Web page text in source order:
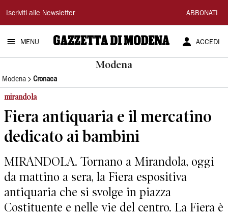
Gazzetta
di
Modena
Iscriviti alle Newsletter ABBONATI
MENU ACCEDI
Modena
Modena Cronaca
mirandola
Fiera antiquaria e il mercatino
dedicato ai bambini
MIRANDOLA. Tornano a Mirandola, oggi
da mattino a sera, la Fiera espositiva
antiquaria che si svolge in piazza
Costituente e nelle vie del centro. La Fiera è